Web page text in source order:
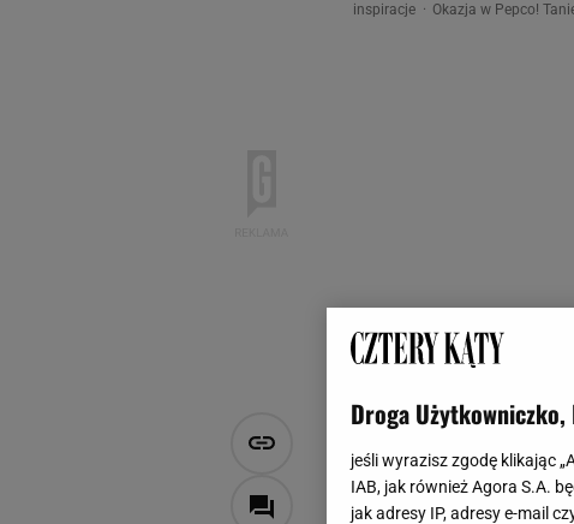
inspiracje Okazja w Pepco!
Okazja w
przestrzeni
Droga
jeśli wyrazisz zgodę klikając
IAB, jak również Agora S.A.
jak adresy IP, adresy e-mail